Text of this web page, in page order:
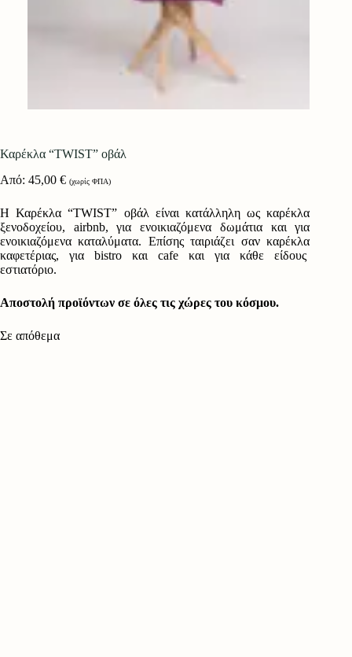
Καρέκλα “TWIST” οβάλ
Από: 45,00 € (χωρίς ΦΠΑ)
Η Καρέκλα “TWIST” οβάλ είναι κατάλληλη ως καρέκλα
ξενοδοχείου, airbnb, για ενοικιαζόμενα δωμάτια και για
ενοικιαζόμενα καταλύματα. Επίσης ταιριάζει σαν καρέκλα
καφετέριας, για bistro και cafe και για κάθε είδους
εστιατόριο.
Αποστολή προϊόντων σε όλες τις χώρες του κόσμου.
Σε απόθεμα